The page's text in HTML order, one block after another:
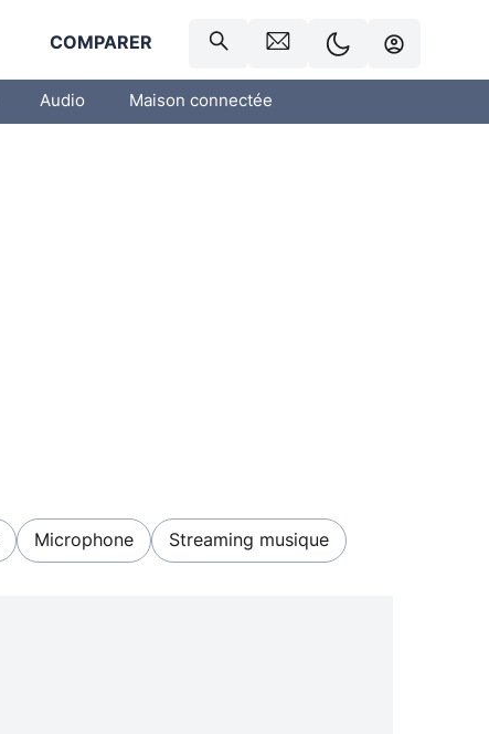
COMPARER
Audio Maison connectée
Microphone Streaming musique